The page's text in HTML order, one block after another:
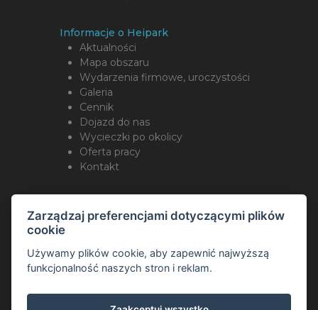
Informacje o Heipark
Aktualności
Mapa obszaru
Wydarzenia firmowe, uroczystości
Galeria
Cennik
Dojazd do nas
Wycieczki po okolicy
Oferta pracy
Kontakt
Zarządzaj preferencjami dotyczącymi plików
cookie
Używamy plików cookie, aby zapewnić najwyższą
funkcjonalność naszych stron i reklam.